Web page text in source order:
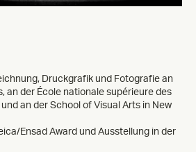
Druckgrafik und Fotografie an
an der École nationale supérieure des
an der School of Visual Arts in New
Ensad Award und Ausstellung in der